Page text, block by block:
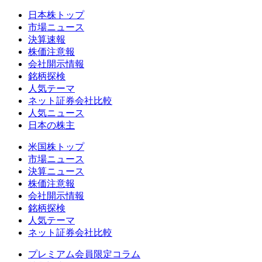
日本株トップ
市場ニュース
決算速報
株価注意報
会社開示情報
銘柄探検
人気テーマ
ネット証券会社比較
人気ニュース
日本の株主
米国株トップ
市場ニュース
決算ニュース
株価注意報
会社開示情報
銘柄探検
人気テーマ
ネット証券会社比較
プレミアム会員限定コラム